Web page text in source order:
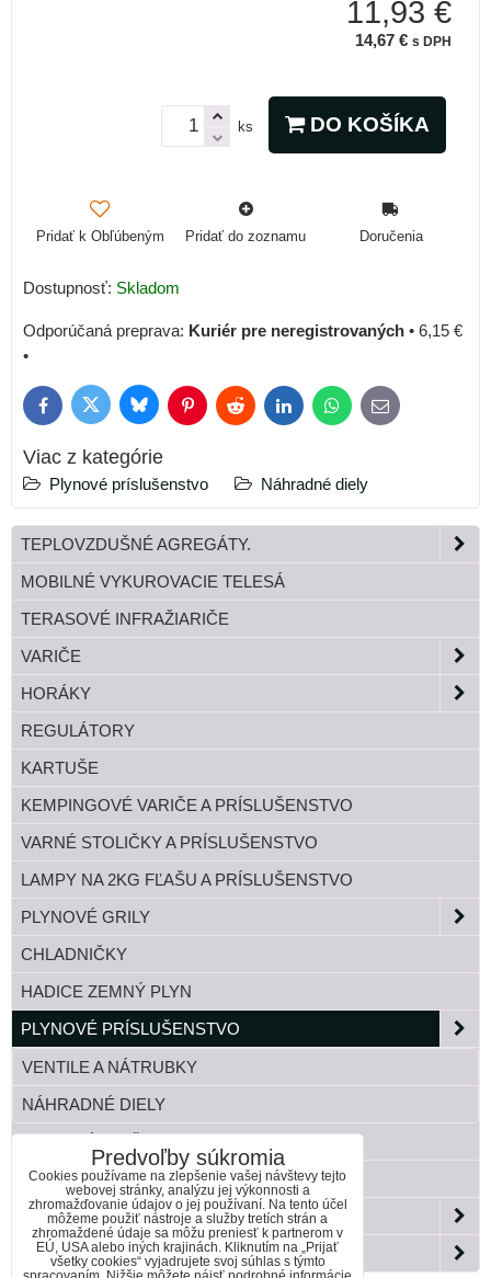
11,93 €
14,67 € s DPH
ks DO KOŠÍKA
Pridať k Obľúbeným Pridať do zoznamu Doručenia
Dostupnosť: Skladom
Kuriér pre neregistrovaných • 6,15 €
•
FacebookTwitter BlueskyPinterestReddit LinkedInWhatsApp
E-
mail
Viac z kategórie
Plynové príslušenstvo Náhradné diely
TEPLOVZDUŠNÉ AGREGÁTY.
MOBILNÉ VYKUROVACIE TELESÁ
TERASOVÉ INFRAŽIARIČE
VARIČE
HORÁKY
REGULÁTORY
KARTUŠE
KEMPINGOVÉ VARIČE A PRÍSLUŠENSTVO
VARNÉ STOLIČKY A PRÍSLUŠENSTVO
LAMPY NA 2KG FĽAŠU A PRÍSLUŠENSTVO
PLYNOVÉ GRILY
CHLADNIČKY
HADICE ZEMNÝ PLYN
PLYNOVÉ PRÍSLUŠENSTVO
VENTILE A NÁTRUBKY
NÁHRADNÉ DIELY
BANDASKY
ZÁHRADA
PAELLA HORÁKY DO KOTLINY
Predvoľby súkromia
Cookies používame na zlepšenie vašej návštevy tejto
webovej stránky, analýzu jej výkonnosti a
zhromažďovanie údajov o jej používaní. Na tento účel
môžeme použiť nástroje a služby tretích strán a
zhromaždené údaje sa môžu preniesť k partnerom v
EÚ, USA alebo iných krajinách. Kliknutím na „Prijať
všetky cookies“ vyjadrujete svoj súhlas s týmto